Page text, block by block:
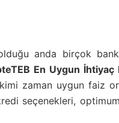
anda birçok
En Uygun İhtiyaç
zaman uygun faiz
seçenekleri,